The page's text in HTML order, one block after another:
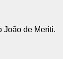
João de Meriti.